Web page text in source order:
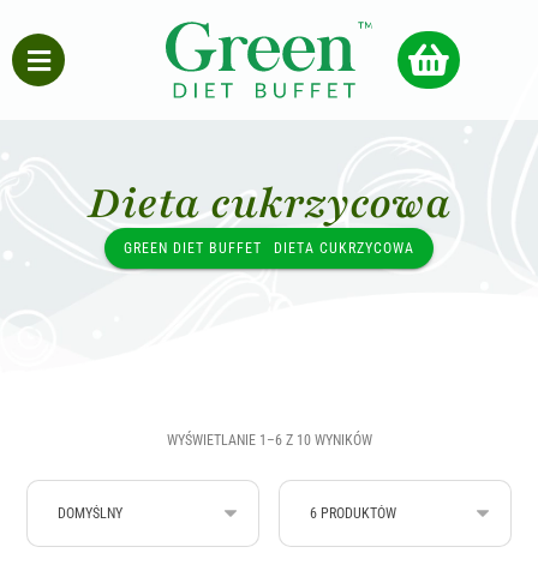
Dieta cukrzycowa
GREEN DIET BUFFET DIETA CUKRZYCOWA
WYŚWIETLANIE 1–6 Z 10 WYNIKÓW